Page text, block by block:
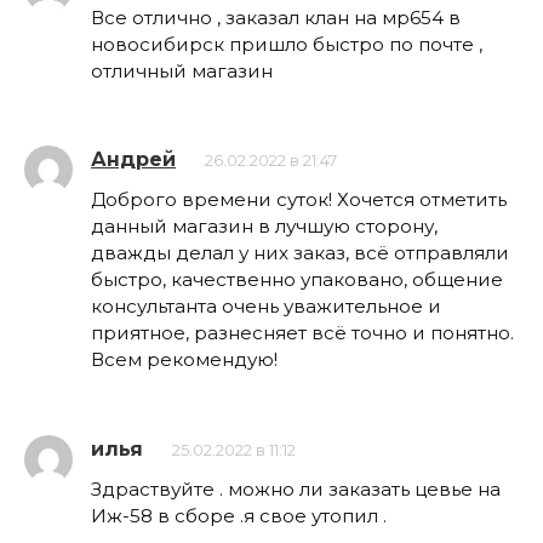
Все отлично , заказал клан на мр654 в
новосибирск пришло быстро по почте ,
отличный магазин
Андрей 26.02.2022 в 21:47
Доброго времени суток! Хочется отметить
данный магазин в лучшую сторону,
дважды делал у них заказ, всё отправляли
быстро, качественно упаковано, общение
консультанта очень уважительное и
приятное, разнесняет всё точно и понятно.
Всем рекомендую!
илья 25.02.2022 в 11:12
Здраствуйте . можно ли заказать цевье на
Иж-58 в сборе .я свое утопил .